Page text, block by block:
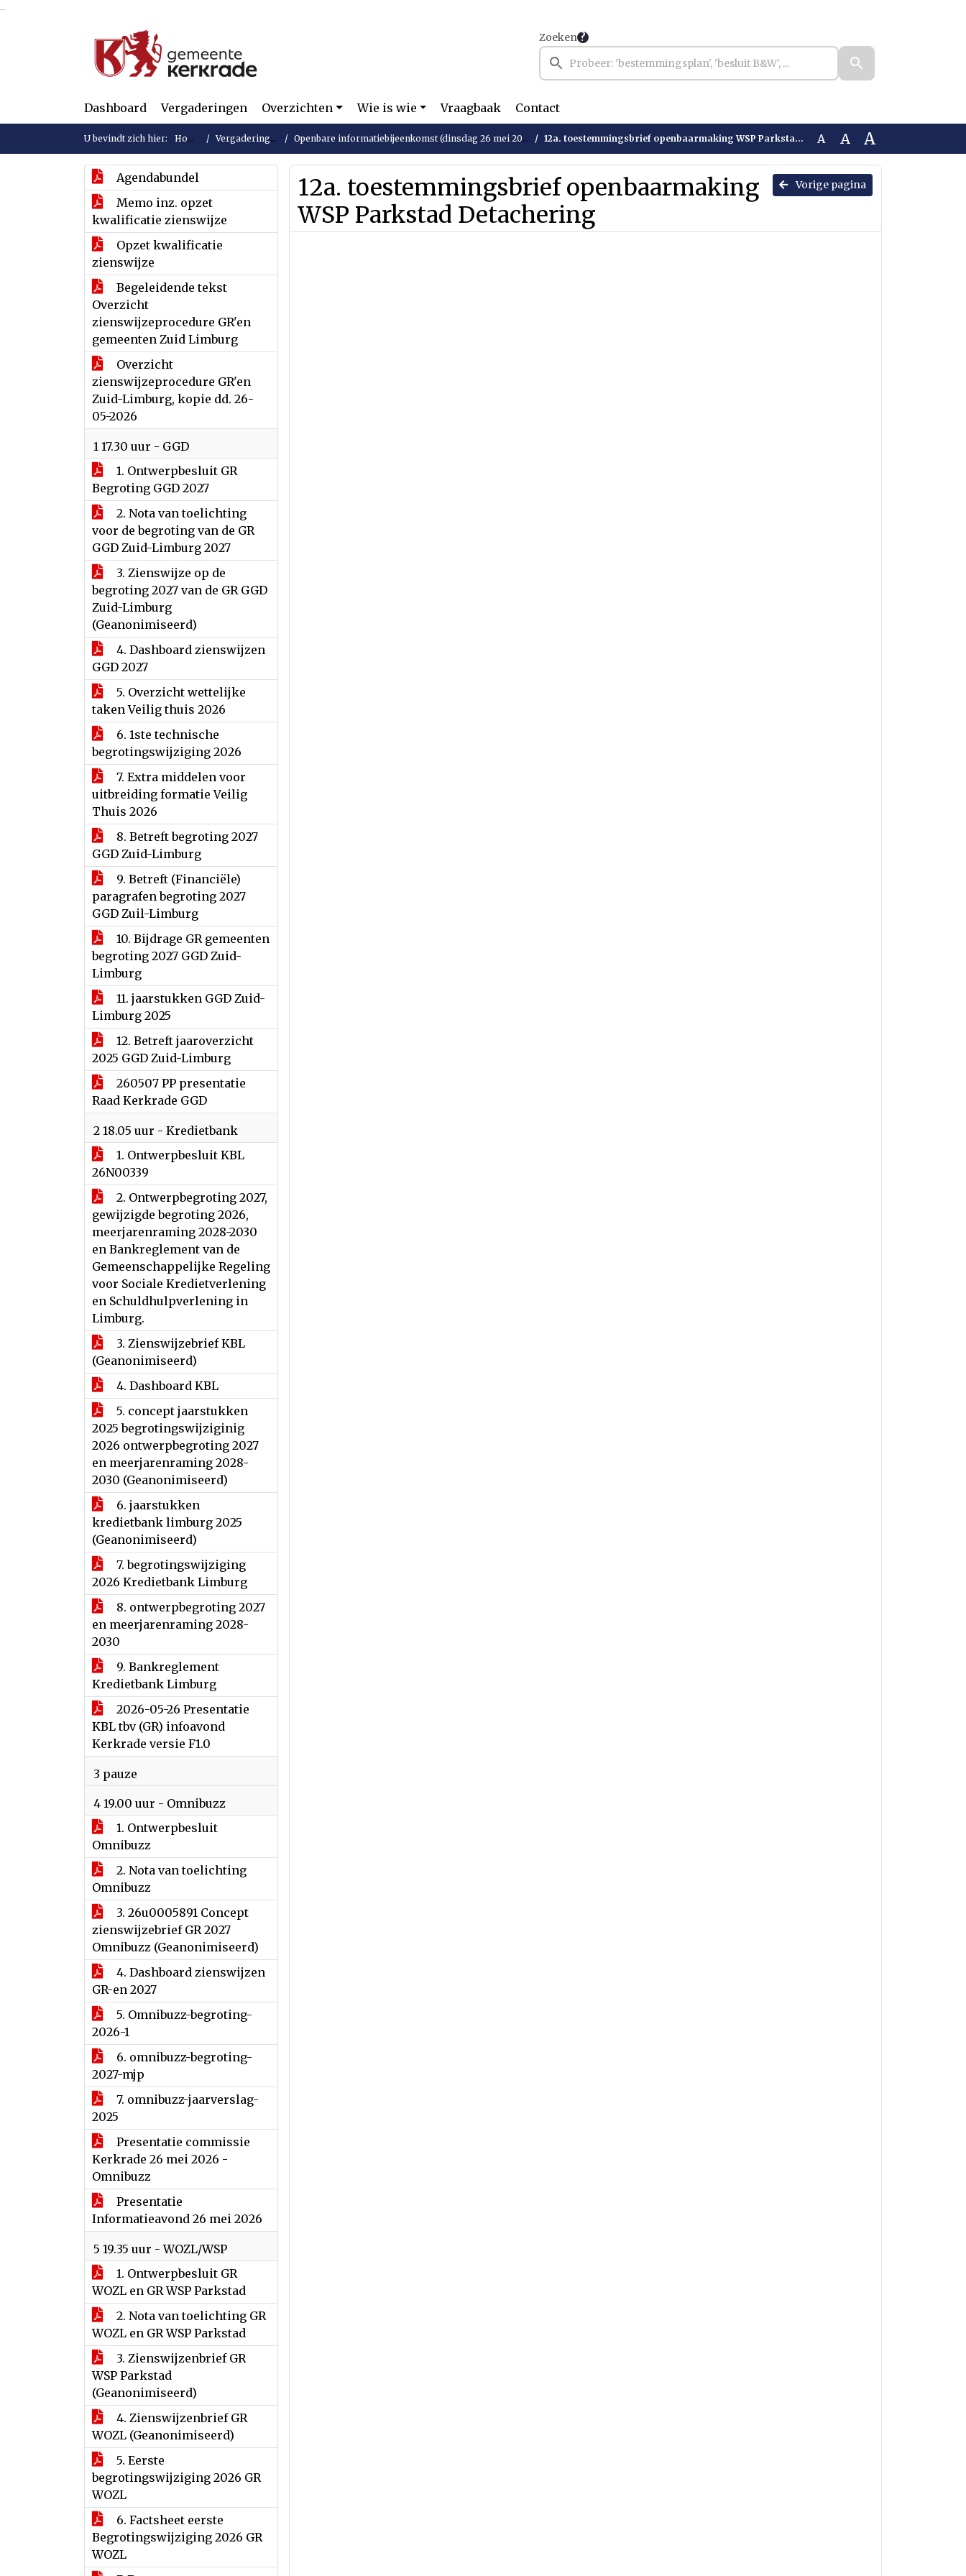
Zoeken
Dashboard Vergaderingen Overzichten Wie is wie Vraagbaak Contact
U bevindt zich hier: Home Vergaderingen Openbare informatiebijeenkomst (dinsdag 26 mei 2026) 12a. toestemmingsbrief openbaarmaking WSP Parkstad Detachering A A A
Agendabundel
Memo inz. opzet
kwalificatie zienswijze
Opzet kwalificatie
zienswijze
Begeleidende tekst
Overzicht
zienswijzeprocedure GR'en
gemeenten Zuid Limburg
Overzicht
zienswijzeprocedure GR'en
Zuid-Limburg, kopie dd. 26-
05-2026
1 17.30 uur - GGD
1. Ontwerpbesluit GR
Begroting GGD 2027
2. Nota van toelichting
voor de begroting van de GR
GGD Zuid-Limburg 2027
3. Zienswijze op de
begroting 2027 van de GR GGD
Zuid-Limburg
(Geanonimiseerd)
4. Dashboard zienswijzen
GGD 2027
5. Overzicht wettelijke
taken Veilig thuis 2026
6. 1ste technische
begrotingswijziging 2026
7. Extra middelen voor
uitbreiding formatie Veilig
Thuis 2026
8. Betreft begroting 2027
GGD Zuid-Limburg
9. Betreft (Financiële)
paragrafen begroting 2027
GGD Zuil-Limburg
10. Bijdrage GR gemeenten
begroting 2027 GGD Zuid-
Limburg
11. jaarstukken GGD Zuid-
Limburg 2025
12. Betreft jaaroverzicht
2025 GGD Zuid-Limburg
260507 PP presentatie
Raad Kerkrade GGD
2 18.05 uur - Kredietbank
1. Ontwerpbesluit KBL
26N00339
2. Ontwerpbegroting 2027,
gewijzigde begroting 2026,
meerjarenraming 2028-2030
en Bankreglement van de
Gemeenschappelijke Regeling
voor Sociale Kredietverlening
en Schuldhulpverlening in
Limburg.
3. Zienswijzebrief KBL
(Geanonimiseerd)
4. Dashboard KBL
5. concept jaarstukken
2025 begrotingswijziginig
2026 ontwerpbegroting 2027
en meerjarenraming 2028-
2030 (Geanonimiseerd)
6. jaarstukken
kredietbank limburg 2025
(Geanonimiseerd)
7. begrotingswijziging
2026 Kredietbank Limburg
8. ontwerpbegroting 2027
en meerjarenraming 2028-
2030
9. Bankreglement
Kredietbank Limburg
2026-05-26 Presentatie
KBL tbv (GR) infoavond
Kerkrade versie F1.0
3 pauze
4 19.00 uur - Omnibuzz
1. Ontwerpbesluit
Omnibuzz
2. Nota van toelichting
Omnibuzz
3. 26u0005891 Concept
zienswijzebrief GR 2027
Omnibuzz (Geanonimiseerd)
4. Dashboard zienswijzen
GR-en 2027
5. Omnibuzz-begroting-
2026-1
6. omnibuzz-begroting-
2027-mjp
7. omnibuzz-jaarverslag-
2025
Presentatie commissie
Kerkrade 26 mei 2026 -
Omnibuzz
Presentatie
Informatieavond 26 mei 2026
5 19.35 uur - WOZL/WSP
1. Ontwerpbesluit GR
WOZL en GR WSP Parkstad
2. Nota van toelichting GR
WOZL en GR WSP Parkstad
3. Zienswijzenbrief GR
WSP Parkstad
(Geanonimiseerd)
4. Zienswijzenbrief GR
WOZL (Geanonimiseerd)
5. Eerste
begrotingswijziging 2026 GR
WOZL
6. Factsheet eerste
Begrotingswijziging 2026 GR
WOZL
Vorige pagina
12a. toestemmingsbrief openbaarmaking
WSP Parkstad Detachering